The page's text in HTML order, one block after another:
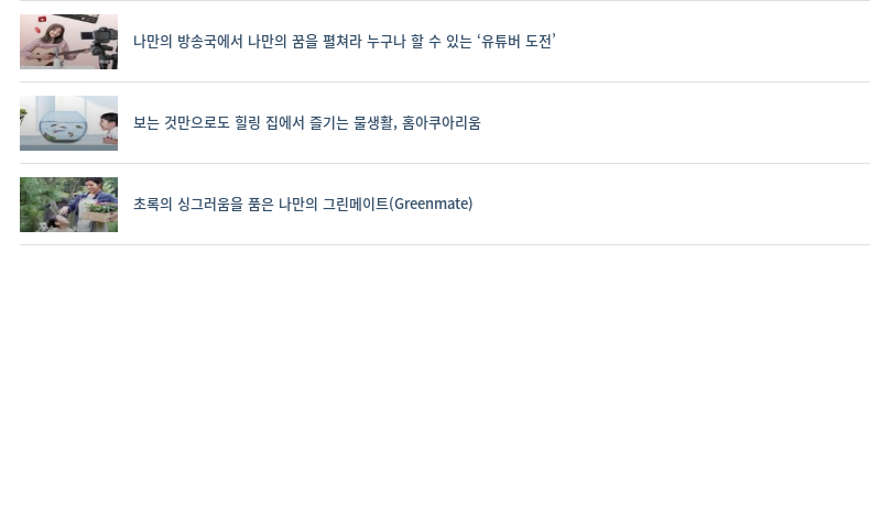
나만의 방송국에서 나만의 꿈을 펼쳐라 누구나 할 수 있는 ‘유튜버 도전’
보는 것만으로도 힐링 집에서 즐기는 물생활, 홈아쿠아리움
초록의 싱그러움을 품은 나만의 그린메이트(Greenmate)